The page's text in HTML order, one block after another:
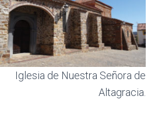
Iglesia de Nuestra Señora de
Altagracia.